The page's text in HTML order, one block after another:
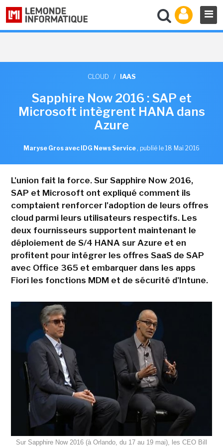
CLOUD / IAAS
Sapphire Now 2016 : SAP et
Microsoft intègrent HANA dans
Azure
Maryse Gros avec IDG News Service , publié le 18 Mai 2016
L'union fait la force. Sur Sapphire Now 2016,
SAP et Microsoft ont expliqué comment ils
comptaient renforcer l'adoption de leurs offres
cloud parmi leurs utilisateurs respectifs. Les
deux fournisseurs supportent maintenant le
déploiement de S/4 HANA sur Azure et en
profitent pour intégrer les offres SaaS de SAP
avec Office 365 et embarquer dans les apps
Fiori les fonctions MDM et de sécurité d'Intune.
Sur Sapphire Now 2016 (à Orlando, du 17 au 19 mai), les CEO Bill